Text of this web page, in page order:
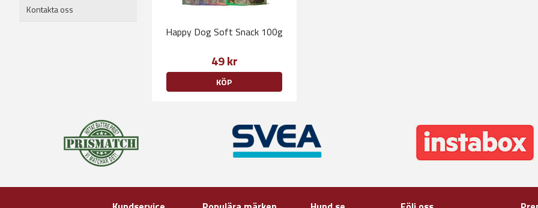
Kontakta oss
Happy Dog Soft Snack 100g
49 kr
KÖP